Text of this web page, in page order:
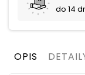
do 14
OPIS